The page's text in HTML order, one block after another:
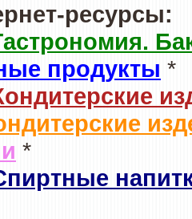
ресурсы:
продукты *
*